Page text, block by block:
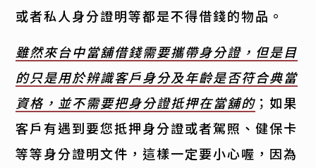
或者私人身分證明等都是不得借錢的物品。
雖然來台中當舖借錢需要攜帶身分證，但是目
的只是用於辨識客戶身分及年齡是否符合典當
資格，並不需要把身分證抵押在當舖的 ；如果
客戶有遇到要您抵押身分證或者駕照、健保卡
等等身分證明文件，這樣一定要小心喔，因為